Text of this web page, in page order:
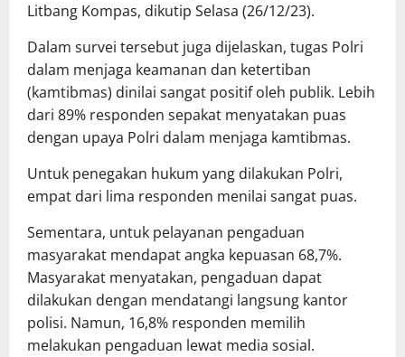
Litbang Kompas, dikutip Selasa (26/12/23).
Dalam survei tersebut juga dijelaskan, tugas Polri
dalam menjaga keamanan dan ketertiban
(kamtibmas) dinilai sangat positif oleh publik. Lebih
dari 89% responden sepakat menyatakan puas
dengan upaya Polri dalam menjaga kamtibmas.
Untuk penegakan hukum yang dilakukan Polri,
empat dari lima responden menilai sangat puas.
Sementara, untuk pelayanan pengaduan
masyarakat mendapat angka kepuasan 68,7%.
Masyarakat menyatakan, pengaduan dapat
dilakukan dengan mendatangi langsung kantor
polisi. Namun, 16,8% responden memilih
melakukan pengaduan lewat media sosial.